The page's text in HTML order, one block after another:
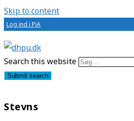
Skip to content
Log ind i PiA
Search this website
Submit search
Stevns